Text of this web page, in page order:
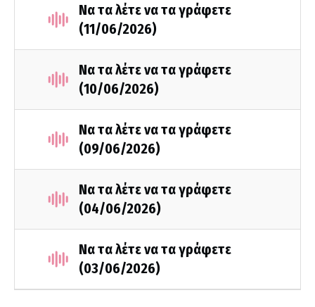
Να τα λέτε να τα γράφετε
(11/06/2026)
Να τα λέτε να τα γράφετε
(10/06/2026)
Να τα λέτε να τα γράφετε
(09/06/2026)
Να τα λέτε να τα γράφετε
(04/06/2026)
Να τα λέτε να τα γράφετε
(03/06/2026)